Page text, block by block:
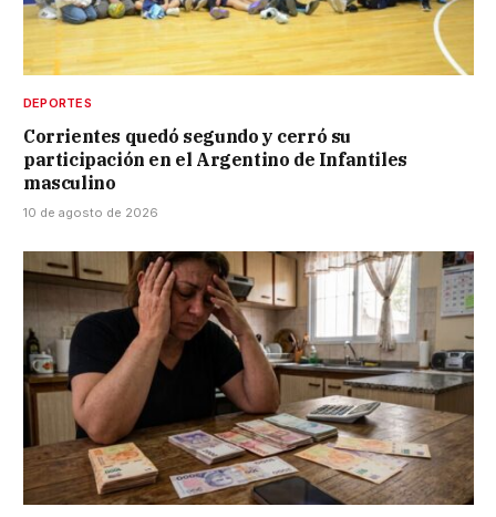
DEPORTES
Corrientes quedó segundo y cerró su
participación en el Argentino de Infantiles
masculino
10 de agosto de 2026